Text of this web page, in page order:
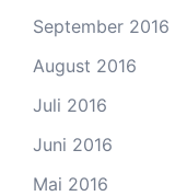
September 2016
August 2016
Juli 2016
Juni 2016
Mai 2016